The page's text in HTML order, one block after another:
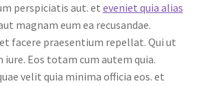
perspiciatis aut. et eveniet quia alias
magnam eum ea recusandae.
facere praesentium repellat. Qui ut
Eos totam cum autem quia.
velit quia minima officia eos. et